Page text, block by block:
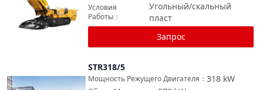
Угольный/скальный
пласт
Условия
Работы ：
Запрос
STR318/5
318 kW
Мощность Режущего Двигателя ：